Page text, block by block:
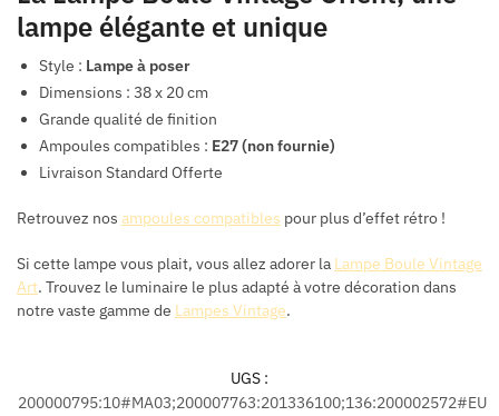
lampe élégante et unique
Style : Lampe à poser
Dimensions : 38 x 20 cm
Grande qualité de finition
Ampoules compatibles : E27 (non fournie)
Livraison Standard Offerte
Retrouvez nos ampoules compatibles pour plus d’effet rétro !
Si cette lampe vous plait, vous allez adorer la Lampe Boule Vintage
Art. Trouvez le luminaire le plus adapté à votre décoration dans
notre vaste gamme de Lampes Vintage.
UGS :
200000795:10#MA03;200007763:201336100;136:200002572#EU